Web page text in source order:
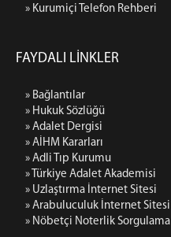
» Kurumiçi Telefon Rehberi
FAYDALI LİNKLER
» Bağlantılar
» Hukuk Sözlüğü
» Adalet Dergisi
» AİHM Kararları
» Adli Tıp Kurumu
» Türkiye Adalet Akademisi
» Uzlaştırma İnternet Sitesi
» Arabuluculuk İnternet Sitesi
» Nöbetçi Noterlik Sorgulama